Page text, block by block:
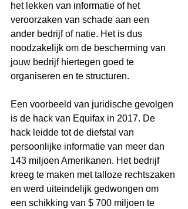
het lekken van informatie of het
veroorzaken van schade aan een
ander bedrijf of natie. Het is dus
noodzakelijk om de bescherming van
jouw bedrijf hiertegen goed te
organiseren en te structuren.
Een voorbeeld van juridische gevolgen
is de hack van Equifax in 2017. De
hack leidde tot de diefstal van
persoonlijke informatie van meer dan
143 miljoen Amerikanen. Het bedrijf
kreeg te maken met talloze rechtszaken
en werd uiteindelijk gedwongen om
een schikking van $ 700 miljoen te